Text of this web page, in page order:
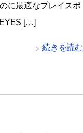
に最適なプレイスポ
[…]
続きを読む